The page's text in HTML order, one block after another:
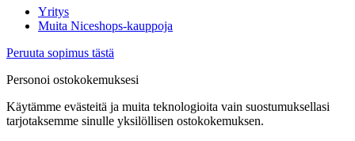
Yritys
Muita Niceshops-kauppoja
Peruuta sopimus tästä
Personoi ostokokemuksesi
Käytämme evästeitä ja muita teknologioita vain suostumuksellasi
tarjotaksemme sinulle yksilöllisen ostokokemuksen.